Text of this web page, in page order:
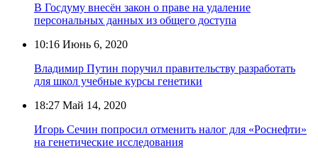
В Госдуму внесён закон о праве на удаление
персональных данных из общего доступа
10:16 Июнь 6, 2020
Владимир Путин поручил правительству разработать
для школ учебные курсы генетики
18:27 Май 14, 2020
Игорь Сечин попросил отменить налог для «Роснефти»
на генетические исследования